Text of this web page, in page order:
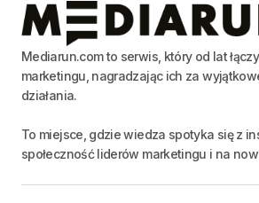
Mediarun.com to serwis, który od lat
marketingu, nagradzając ich za
działania.
To miejsce, gdzie wiedza spotyka się z
społeczność liderów marketingu i na